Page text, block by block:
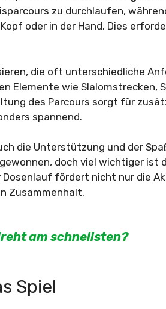
zu durchlaufen,
oder in der Hand. Dies
die oft unterschiedliche
Elemente wie Slalomstrecken,
des Parcours sorgt für
spannend.
die Unterstützung und der
doch viel wichtiger ist
Dosenlauf fördert nicht nur die
Zusammenhalt.
am schnellsten?
Spiel